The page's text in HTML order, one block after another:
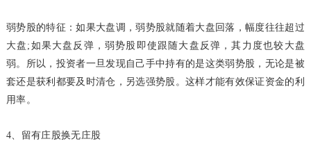
弱势股的特征：如果大盘调，弱势股就随着大盘回落，幅度往往超过
大盘;如果大盘反弹，弱势股即使跟随大盘反弹，其力度也较大盘
弱。所以，投资者一旦发现自己手中持有的是这类弱势股，无论是被
套还是获利都要及时清仓，另选强势股。这样才能有效保证资金的利
用率。
4、留有庄股换无庄股